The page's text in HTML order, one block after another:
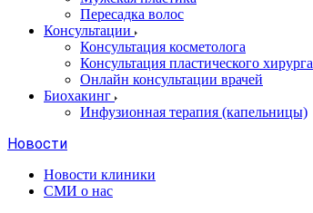
Пересадка волос
Консультации
Консультация косметолога
Консультация пластического хирурга
Онлайн консультации врачей
Биохакинг
Инфузионная терапия (капельницы)
Новости
Новости клиники
СМИ о нас